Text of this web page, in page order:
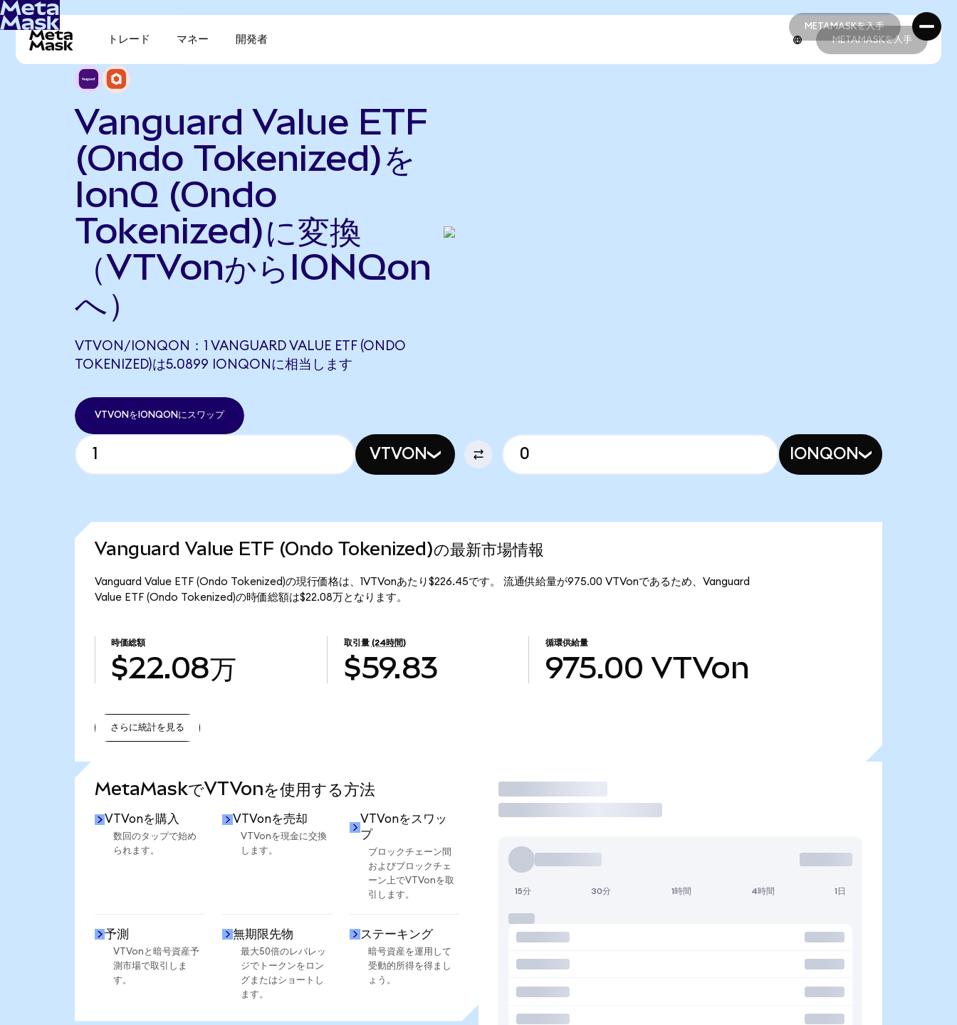
METAMASKを入手
METAMASKを入手
トレード マネー 開発者 METAMASKを入手
Vanguard Value ETF
(Ondo Tokenized)を
IonQ (Ondo
Tokenized)に変換
（VTVonからIONQon
へ）
VTVON/IONQON：1 VANGUARD VALUE ETF (ONDO
TOKENIZED)は5.0899 IONQONに相当します
VTVONをIONQONにスワップ
VTVON IONQON
Vanguard Value ETF (Ondo Tokenized)の最新市場情報
Vanguard Value ETF (Ondo Tokenized)の現行価格は、1VTVonあたり$226.45です。 流通供給量が975.00 VTVonであるため、Vanguard
Value ETF (Ondo Tokenized)の時価総額は$22.08万となります。
時価総額
$22.08万
取引量 (24時間)
$59.83
循環供給量
975.00 VTVon
さらに統計を見る
MetaMaskでVTVonを使用する方法
VTVonを購入
数回のタップで始め
られます。
VTVonを売却
VTVonを現金に交換
します。
VTVonをスワッ
プ
ブロックチェーン間
およびブロックチェ
ーン上でVTVonを取
引します。
予測
VTVonと暗号資産予
測市場で取引しま
す。
無期限先物
最大50倍のレバレッ
ジでトークンをロン
グまたはショートし
ます。
ステーキング
暗号資産を運用して
受動的所得を得まし
ょう。
取引
15分 30分 1時間 4時間 1日